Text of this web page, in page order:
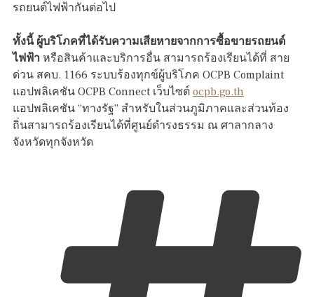
รถยนต์ไฟฟ้ากันต่อไป
ทั้งนี้ ผู้บริโภคที่ได้รับความเสียหายจากการซื้อขายรถยนต์
ไฟฟ้า หรือสินค้าและบริการอื่น สามารถร้องเรียนได้ที่ สาย
ด่วน สคบ. 1166 ระบบร้องทุกข์ผู้บริโภค OCPB Complaint
แอปพลิเคชัน OCPB Connect เว็บไซต์ ocpb.go.th
แอปพลิเคชัน “ทางรัฐ” สำหรับในส่วนภูมิภาคและส่วนท้อง
ถิ่นสามารถร้องเรียนได้ที่ศูนย์ดำรงธรรม ณ ศาลากลาง
จังหวัดทุกจังหวัด